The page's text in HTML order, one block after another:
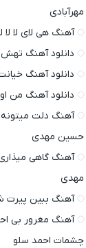
مهرآبادی
آهنگ هی لای لا لا
دانلود آهنگ
دانلود آهنگ
دانلود آهنگ من
آهنگ دلت
حسین مهدی
آهنگ گاهی
مهدی
آهنگ ببین پیرت
آهنگ مغرور بی
چشمات احمد سلو